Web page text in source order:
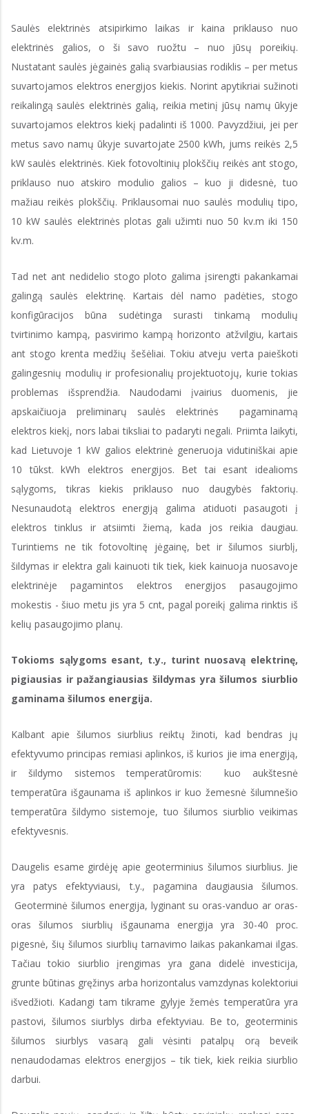
Saulės elektrinės atsipirkimo laikas ir kaina priklauso nuo
elektrinės galios, o ši savo ruožtu – nuo jūsų poreikių.
Nustatant saulės jėgainės galią svarbiausias rodiklis – per metus
suvartojamos elektros energijos kiekis. Norint apytikriai sužinoti
reikalingą saulės elektrinės galią, reikia metinį jūsų namų ūkyje
suvartojamos elektros kiekį padalinti iš 1000. Pavyzdžiui, jei per
metus savo namų ūkyje suvartojate 2500 kWh, jums reikės 2,5
kW saulės elektrinės. Kiek fotovoltinių plokščių reikės ant stogo,
priklauso nuo atskiro modulio galios – kuo ji didesnė, tuo
mažiau reikės plokščių. Priklausomai nuo saulės modulių tipo,
10 kW saulės elektrinės plotas gali užimti nuo 50 kv.m iki 150
kv.m.
Tad net ant nedidelio stogo ploto galima įsirengti pakankamai
galingą saulės elektrinę. Kartais dėl namo padėties, stogo
konfigūracijos būna sudėtinga surasti tinkamą modulių
tvirtinimo kampą, pasvirimo kampą horizonto atžvilgiu, kartais
ant stogo krenta medžių šešėliai. Tokiu atveju verta paieškoti
galingesnių modulių ir profesionalių projektuotojų, kurie tokias
problemas išsprendžia. Naudodami įvairius duomenis, jie
apskaičiuoja preliminarų saulės elektrinės pagaminamą
elektros kiekį, nors labai tiksliai to padaryti negali. Priimta laikyti,
kad Lietuvoje 1 kW galios elektrinė generuoja vidutiniškai apie
10 tūkst. kWh elektros energijos. Bet tai esant idealioms
sąlygoms, tikras kiekis priklauso nuo daugybės faktorių.
Nesunaudotą elektros energiją galima atiduoti pasaugoti į
elektros tinklus ir atsiimti žiemą, kada jos reikia daugiau.
Turintiems ne tik fotovoltinę jėgainę, bet ir šilumos siurblį,
šildymas ir elektra gali kainuoti tik tiek, kiek kainuoja nuosavoje
elektrinėje pagamintos elektros energijos pasaugojimo
mokestis - šiuo metu jis yra 5 cnt, pagal poreikį galima rinktis iš
kelių pasaugojimo planų.
Tokioms sąlygoms esant, t.y., turint nuosavą elektrinę,
pigiausias ir pažangiausias šildymas yra šilumos siurblio
gaminama šilumos energija.
Kalbant apie šilumos siurblius reiktų žinoti, kad bendras jų
efektyvumo principas remiasi aplinkos, iš kurios jie ima energiją,
ir šildymo sistemos temperatūromis: kuo aukštesnė
temperatūra išgaunama iš aplinkos ir kuo žemesnė šilumnešio
temperatūra šildymo sistemoje, tuo šilumos siurblio veikimas
efektyvesnis.
Daugelis esame girdėję apie geoterminius šilumos siurblius. Jie
yra patys efektyviausi, t.y., pagamina daugiausia šilumos.
Geoterminė šilumos energija, lyginant su oras-vanduo ar oras-
oras šilumos siurblių išgaunama energija yra 30-40 proc.
pigesnė, šių šilumos siurblių tarnavimo laikas pakankamai ilgas.
Tačiau tokio siurblio įrengimas yra gana didelė investicija,
grunte būtinas gręžinys arba horizontalus vamzdynas kolektoriui
išvedžioti. Kadangi tam tikrame gylyje žemės temperatūra yra
pastovi, šilumos siurblys dirba efektyviau. Be to, geoterminis
šilumos siurblys vasarą gali vėsinti patalpų orą beveik
nenaudodamas elektros energijos – tik tiek, kiek reikia siurblio
darbui.